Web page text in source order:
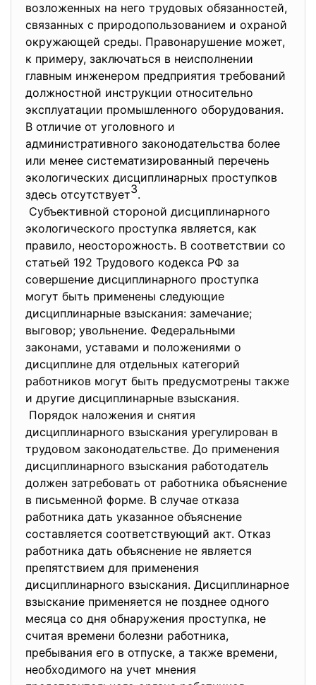
возложенных на него трудовых обязанностей,
связанных с природопользованием и охраной
окружающей среды. Правонарушение может,
к примеру, заключаться в неисполнении
главным инженером предприятия требований
должностной инструкции относительно
эксплуатации промышленного оборудования.
В отличие от уголовного и
административного законодательства более
или менее систематизированный перечень
экологических дисциплинарных проступков
здесь отсутствует3.
Субъективной стороной дисциплинарного
экологического проступка является, как
правило, неосторожность. В соответствии со
статьей 192 Трудового кодекса РФ за
совершение дисциплинарного проступка
могут быть применены следующие
дисциплинарные взыскания: замечание;
выговор; увольнение. Федеральными
законами, уставами и положениями о
дисциплине для отдельных категорий
работников могут быть предусмотрены также
и другие дисциплинарные взыскания.
Порядок наложения и снятия
дисциплинарного взыскания урегулирован в
трудовом законодательстве. До применения
дисциплинарного взыскания работодатель
должен затребовать от работника объяснение
в письменной форме. В случае отказа
работника дать указанное объяснение
составляется соответствующий акт. Отказ
работника дать объяснение не является
препятствием для применения
дисциплинарного взыскания. Дисциплинарное
взыскание применяется не позднее одного
месяца со дня обнаружения проступка, не
считая времени болезни работника,
пребывания его в отпуске, а также времени,
необходимого на учет мнения